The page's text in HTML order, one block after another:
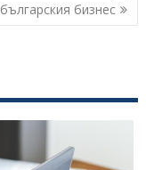
българския бизнес